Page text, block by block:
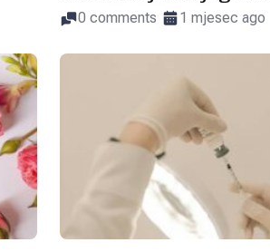
0 comments 1 mjesec ago